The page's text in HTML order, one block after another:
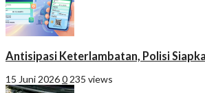
Antisipasi Keterlambatan, Polisi
15 Juni 20260 235 views